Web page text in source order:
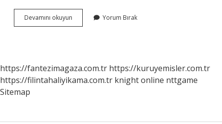
Devamını okuyun Antlaşma
Mi
Yorum Bırak
https://fantezimagaza.com.tr https://kuruyemisler.com.tr
https://filintahaliyikama.com.tr knight online nttgame
Sitemap